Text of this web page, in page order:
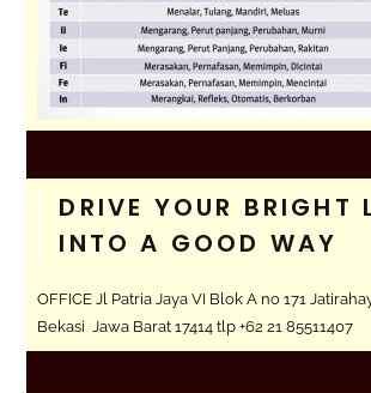
DRIVE YOUR BRIGHT
INTO A GOOD WAY
OFFICE Jl Patria Jaya VI Blok A no 171
Bekasi Jawa Barat 17414 tlp +62 21 85511407